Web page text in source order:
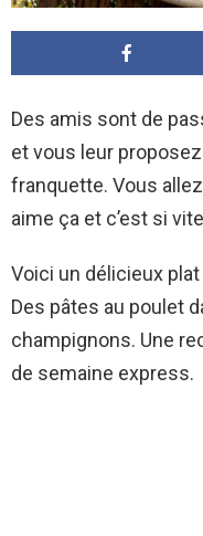
Des amis sont de
et vous leur
franquette. Vous
aime ça et c’est si
Voici un délicieux
Des pâtes au poulet
champignons. Une
de semaine express.